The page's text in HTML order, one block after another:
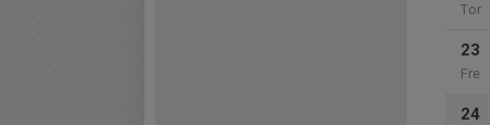
Tor
23
Fre
24